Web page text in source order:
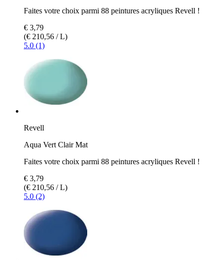
Faites votre choix parmi 88 peintures acryliques Revell !
€ 3,79
(€ 210,56 / L)
5.0 (1)
Revell
Aqua Vert Clair Mat
Faites votre choix parmi 88 peintures acryliques Revell !
€ 3,79
(€ 210,56 / L)
5.0 (2)